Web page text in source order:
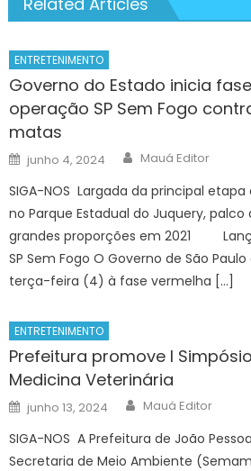
ENTRETENIMENTO
Governo do Estado inicia
operação SP Sem Fogo
matas
Posted
on
junho 4, 2024 Author
Mauá Editor
SIGA-NOS Largada da principal
no Parque Estadual do Juquery,
grandes proporções em 2021
SP Sem Fogo O Governo de São
terça-feira (4) à fase vermelha […]
ENTRETENIMENTO
Prefeitura promove I
Medicina Veterinária
Posted
on
junho 13, 2024 Author
Mauá Editor
SIGA-NOS A Prefeitura de João
Secretaria de Meio Ambiente